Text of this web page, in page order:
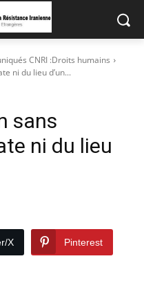
CNRI :Droits humains
ni du lieu d’un...
sans
ni du lieu
X Pinterest